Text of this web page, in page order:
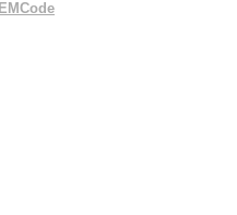
EMCode